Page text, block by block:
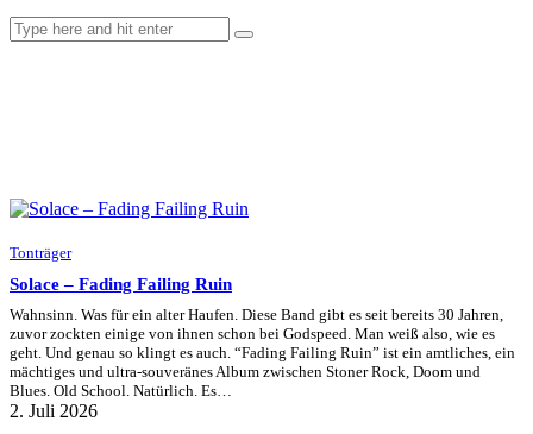
Tonträger
Solace – Fading Failing Ruin
Wahnsinn. Was für ein alter Haufen. Diese Band gibt es seit bereits 30 Jahren,
zuvor zockten einige von ihnen schon bei Godspeed. Man weiß also, wie es
geht. Und genau so klingt es auch. “Fading Failing Ruin” ist ein amtliches, ein
mächtiges und ultra-souveränes Album zwischen Stoner Rock, Doom und
Blues. Old School. Natürlich. Es…
2. Juli 2026